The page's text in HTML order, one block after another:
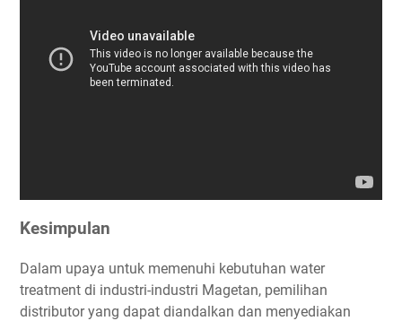
Kesimpulan
Dalam upaya untuk memenuhi kebutuhan water
treatment di industri-industri Magetan, pemilihan
distributor yang dapat diandalkan dan menyediakan